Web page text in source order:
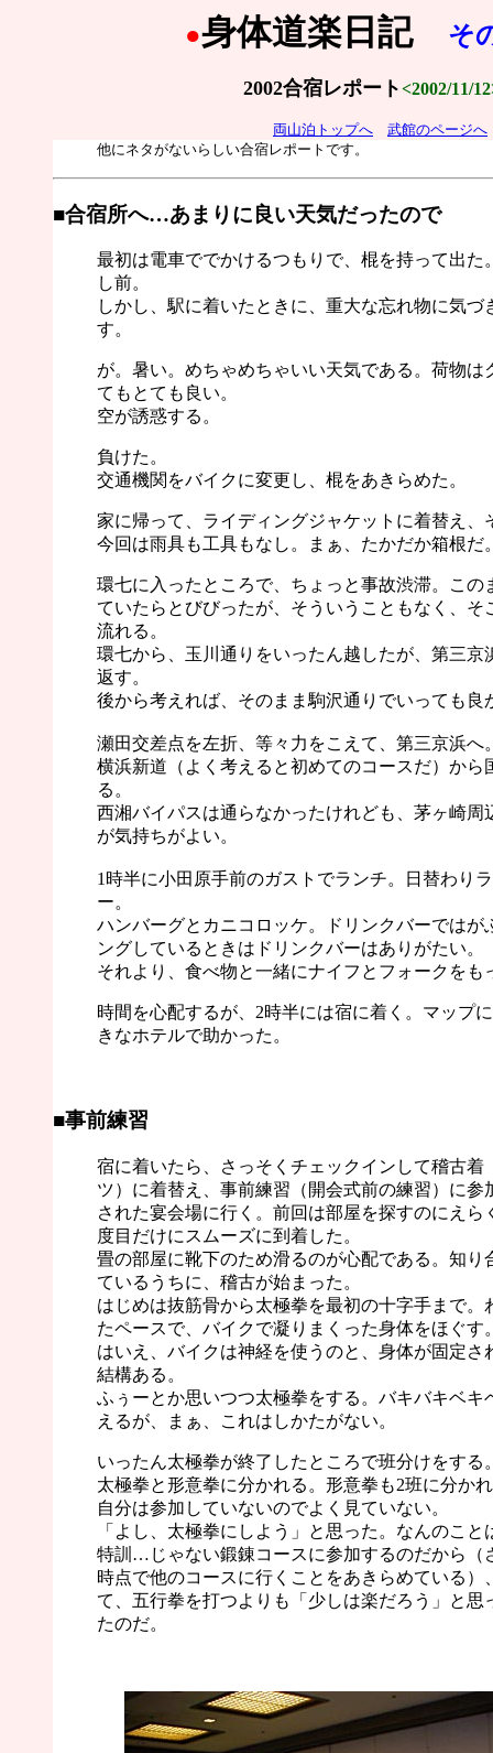
●身体道楽日記 そ
2002合宿レポート<2002/11/
両山泊トップへ
武館のページへ
他にネタがないらしい合宿レポートです。
■合宿所へ…あまりに良い天気だったので
最初は電車ででかけるつもりで、棍を持って出た
し前。
しかし、駅に着いたときに、重大な忘れ物に気づ
す。
が。暑い。めちゃめちゃいい天気である。荷物は
てもとても良い。
空が誘惑する。
負けた。
交通機関をバイクに変更し、棍をあきらめた。
家に帰って、ライディングジャケットに着替え、
今回は雨具も工具もなし。まぁ、たかだか箱根だ
環七に入ったところで、ちょっと事故渋滞。この
ていたらとびびったが、そういうこともなく、そ
流れる。
環七から、玉川通りをいったん越したが、第三京
返す。
後から考えれば、そのまま駒沢通りでいっても良
瀬田交差点を左折、等々力をこえて、第三京浜へ
横浜新道（よく考えると初めてのコースだ）から
る。
西湘バイパスは通らなかったけれども、茅ヶ崎周
が気持ちがよい。
1時半に小田原手前のガストでランチ。日替わり
ー。
ハンバーグとカニコロッケ。ドリンクバーではが
ングしているときはドリンクバーはありがたい。
それより、食べ物と一緒にナイフとフォークをも
時間を心配するが、2時半には宿に着く。マップ
きなホテルで助かった。
■事前練習
宿に着いたら、さっそくチェックインして稽古着
ツ）に着替え、事前練習（開会式前の練習）に参
された宴会場に行く。前回は部屋を探すのにえら
度目だけにスムーズに到着した。
畳の部屋に靴下のため滑るのが心配である。知り
ているうちに、稽古が始まった。
はじめは抜筋骨から太極拳を最初の十字手まで。
たペースで、バイクで凝りまくった身体をほぐす
はいえ、バイクは神経を使うのと、身体が固定さ
結構ある。
ふぅーとか思いつつ太極拳をする。バキバキベキ
えるが、まぁ、これはしかたがない。
いったん太極拳が終了したところで班分けをする
太極拳と形意拳に分かれる。形意拳も2班に分か
自分は参加していないのでよく見ていない。
「よし、太極拳にしよう」と思った。なんのこ
特訓…じゃない鍛錬コースに参加するのだから（
時点で他のコースに行くことをあきらめている）
て、五行拳を打つよりも「少しは楽だろう」と思
たのだ。